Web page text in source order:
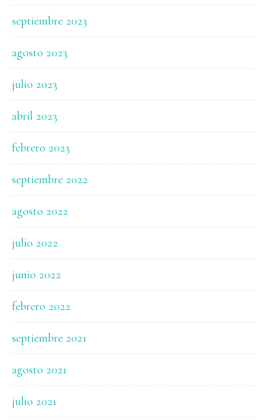
septiembre 2023
agosto 2023
julio 2023
abril 2023
febrero 2023
septiembre 2022
agosto 2022
julio 2022
junio 2022
febrero 2022
septiembre 2021
agosto 2021
julio 2021